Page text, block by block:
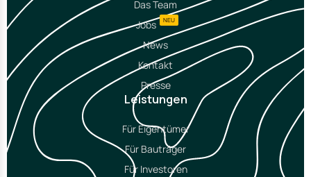
Das Team
Jobs
NEU
News
Kontakt
Presse
Leistungen
Für Eigentümer
Für Bauträger
Für Investoren